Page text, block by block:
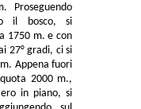
Proseguendo
il bosco, si
1750 m. e con
27° gradi, ci si
Appena fuori
2000 m.,
in piano, si